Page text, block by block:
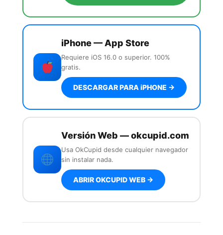
iPhone — App Store
Requiere iOS 16.0 o superior. 100%
gratis.
DESCARGAR PARA iPHONE →
Versión Web — okcupid.com
Usa OkCupid desde cualquier navegador
sin instalar nada.
ABRIR OKCUPID WEB →